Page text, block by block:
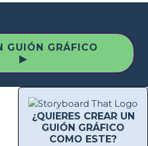
GUIÓN GRÁFICO
▶
¿QUIERES CREAR UN
GUIÓN GRÁFICO
COMO ESTE?